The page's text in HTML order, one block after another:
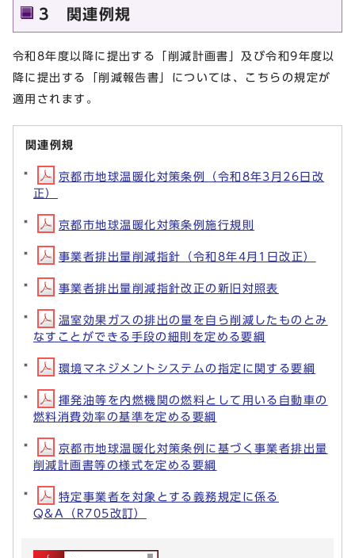
3 関連例規
令和8年度以降に提出する「削減計画書」及び令和9年度以
降に提出する「削減報告書」については、こちらの規定が
適用されます。
関連例規
京都市地球温暖化対策条例（令和8年3月26日改
正）
京都市地球温暖化対策条例施行規則
事業者排出量削減指針（令和8年4月1日改正）
事業者排出量削減指針改正の新旧対照表
温室効果ガスの排出の量を自ら削減したものとみ
なすことができる手段の細則を定める要綱
環境マネジメントシステムの指定に関する要綱
揮発油等を内燃機関の燃料として用いる自動車の
燃料消費効率の基準を定める要綱
京都市地球温暖化対策条例に基づく事業者排出量
削減計画書等の様式を定める要綱
特定事業者を対象とする義務規定に係る
Q&A（R705改訂）